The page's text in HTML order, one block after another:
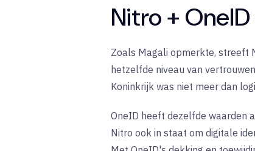
Nitro +
Zoals Magali opmerkte, streeft
hetzelfde niveau van
Koninkrijk was niet meer dan
OneID heeft dezelfde waarden
Nitro ook in staat om digitale